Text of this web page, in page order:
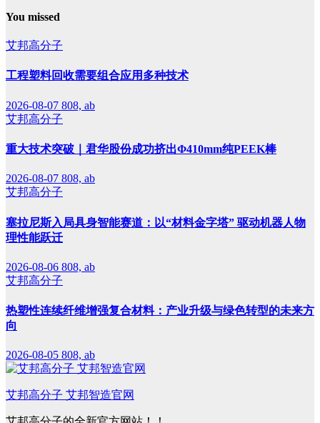
You missed
艾邦高分子
工程塑料回收需要组合应用多种技术
2026-08-07 808, ab
艾邦高分子
重大技术突破｜君华股份成功挤出Φ410mm纯PEEK棒
2026-08-07 808, ab
艾邦高分子
塞拉尼斯入局具身智能赛道：以“材料金字塔” 驱动机器人物
理性能跃迁
2026-08-06 808, ab
艾邦高分子
热塑性连续纤维增强复合材料：产业升级与绿色转型的未来方
向
2026-08-05 808, ab
艾邦高分子 艾邦智造官网